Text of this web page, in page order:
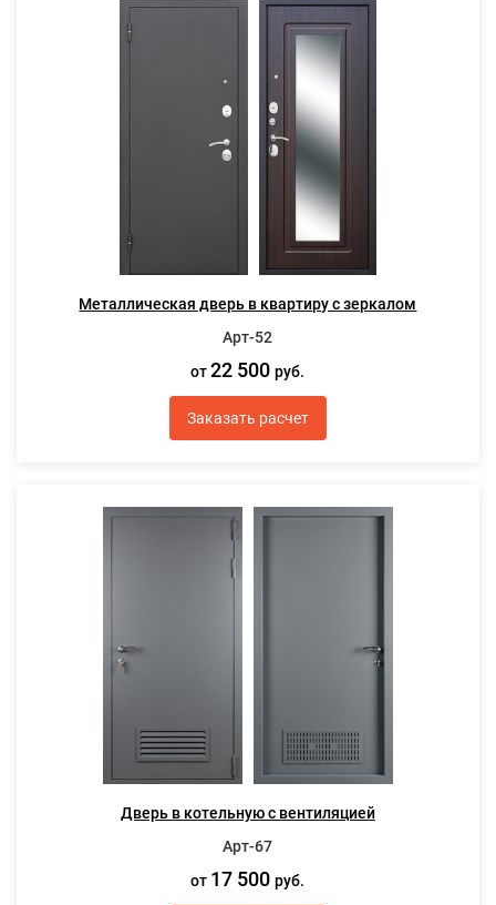
Металлическая дверь в квартиру с зеркалом
Арт-52
от22 500руб.
Заказать расчет
Дверь в котельную с вентиляцией
Арт-67
от 17 500руб.